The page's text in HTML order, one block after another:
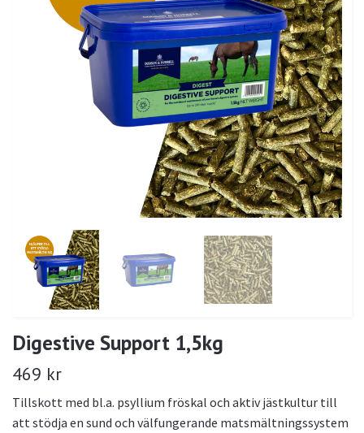
Digestive Support 1,5kg
469 kr
Tillskott med bl.a. psyllium fröskal och aktiv jästkultur till
att stödja en sund och välfungerande matsmältningssystem